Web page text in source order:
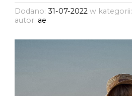
Dodano: 31-07-2022w kategorii:
autor: ae